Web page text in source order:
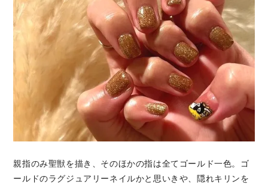
親指のみ聖獣を描き、そのほかの指は全てゴールド一色。ゴ
ールドのラグジュアリーネイルかと思いきや、隠れキリンを